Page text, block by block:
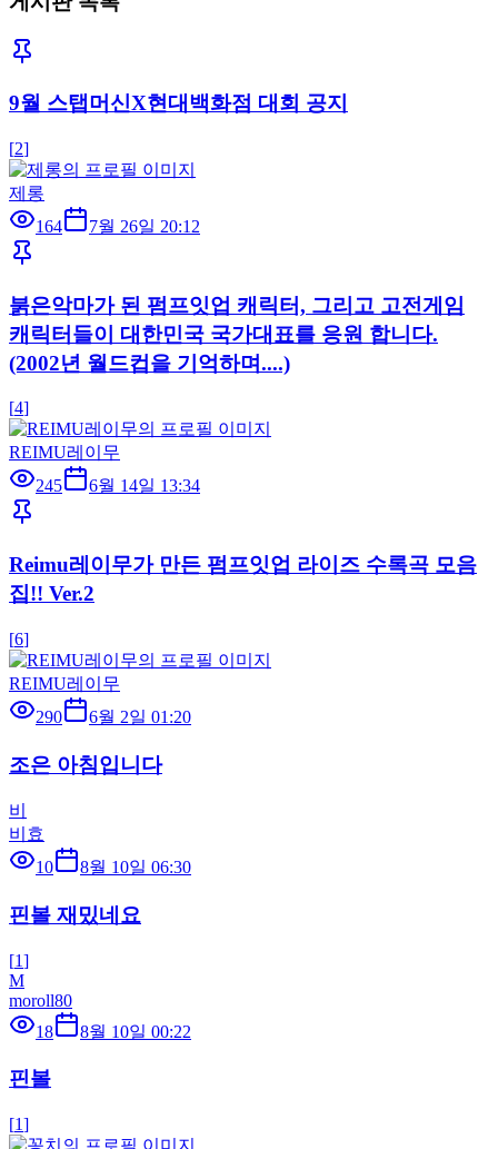
9월 스탭머신X현대백화점 대회 공지
[2]
제롱
164
7월 26일 20:12
붉은악마가 된 펌프잇업 캐릭터, 그리고 고전게임
캐릭터들이 대한민국 국가대표를 응원 합니다.
(2002년 월드컵을 기억하며....)
[4]
REIMU레이무
245
6월 14일 13:34
Reimu레이무가 만든 펌프잇업 라이즈 수록곡 모음
집!! Ver.2
[6]
REIMU레이무
290
6월 2일 01:20
조은 아침입니다
비
비효
10
8월 10일 06:30
핀볼 재밌네요
[1]
M
moroll80
18
8월 10일 00:22
핀볼
[1]